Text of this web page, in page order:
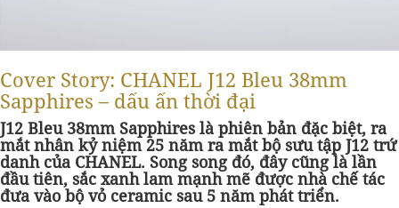
Cover Story: CHANEL J12 Bleu 38mm
Sapphires – dấu ấn thời đại
J12 Bleu 38mm Sapphires là phiên bản đặc biệt, ra
mắt nhân kỷ niệm 25 năm ra mắt bộ sưu tập J12 trứ
danh của CHANEL. Song song đó, đây cũng là lần
đầu tiên, sắc xanh lam mạnh mẽ được nhà chế tác
đưa vào bộ vỏ ceramic sau 5 năm phát triển.